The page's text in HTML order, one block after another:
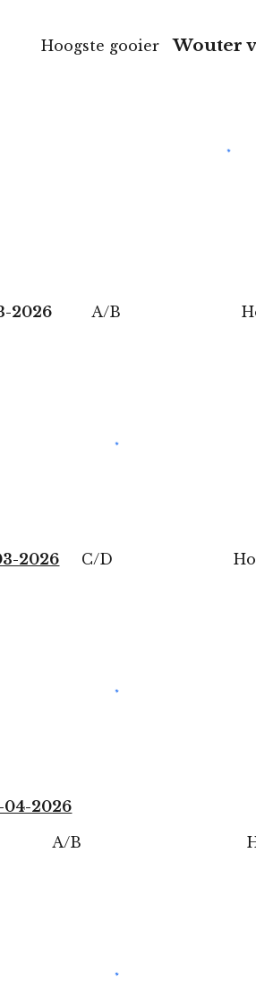
gooierWouter
2026 A/B Hout
2026 C/D
04-2026